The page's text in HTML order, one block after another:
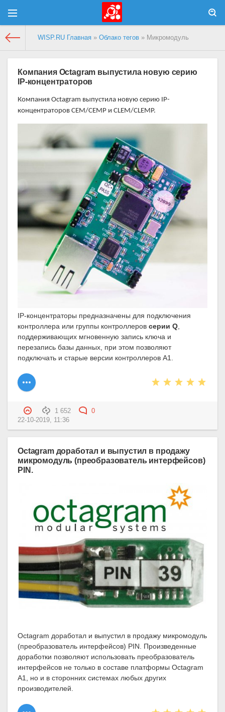
WISP.RU Главная » Облако тегов » Микромодуль
Компания Octagram выпустила новую серию
IP-концентраторов
Компания Octagram выпустила новую серию IP-
концентраторов CEM/CEMP и CLEM/CLEMP.
IP-концентраторы предназначены для подключения
контроллера или группы контроллеров серии Q
поддерживающих мгновенную запись ключа и
перезапись базы данных, при этом позволяют
подключать и старые версии контроллеров A1.
1 652
0
22-10-2019, 11:36
Octagram доработал и выпустил в продажу
микромодуль (преобразователь интерфейсов)
PIN.
Octagram доработал и выпустил в продажу микромодуль
(преобразователь интерфейсов) PIN. Произведенные
доработки позволяют использовать преобразователь
интерфейсов не только в составе платформы Octagram
A1, но и в сторонних системах любых других
производителей.